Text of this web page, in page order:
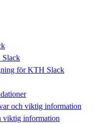
Slack
för KTH Slack
och viktig information
viktig information